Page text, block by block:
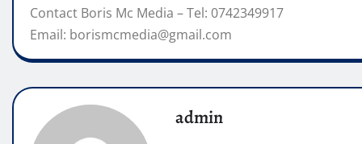
Contact Boris Mc Media – Tel: 0742349917
Email: borismcmedia@gmail.com
admin